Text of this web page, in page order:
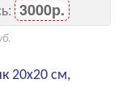
3000р.
20x20 см,